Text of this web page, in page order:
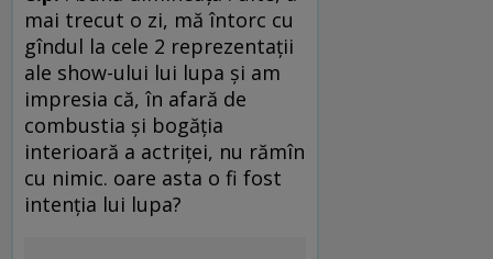
mai trecut o zi, mă întorc cu
gîndul la cele 2 reprezentaţii
ale show-ului lui lupa şi am
impresia că, în afară de
combustia şi bogăţia
interioară a actriţei, nu rămîn
cu nimic. oare asta o fi fost
intenţia lui lupa?